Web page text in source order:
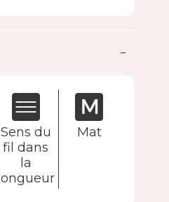
Sens du
fil dans
la
longueur
Mat